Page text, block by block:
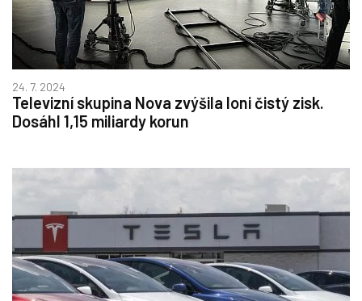
24. 7. 2024
Televizní skupina Nova zvýšila loni čistý zisk.
Dosáhl 1,15 miliardy korun